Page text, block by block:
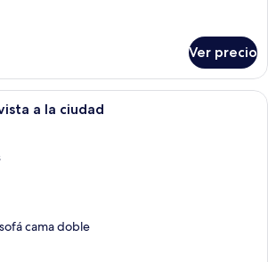
Ver precio
Una cama con dosel y tablero de
a la ciudad
cama doble